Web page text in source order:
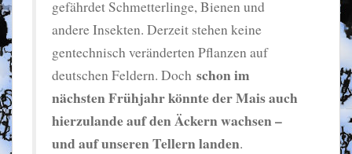
gefährdet Schmetterlinge, Bienen und
andere Insekten. Derzeit stehen keine
gentechnisch veränderten Pflanzen auf
deutschen Feldern. Doch schon im
nächsten Frühjahr könnte der Mais auch
hierzulande auf den Äckern wachsen –
und auf unseren Tellern landen.